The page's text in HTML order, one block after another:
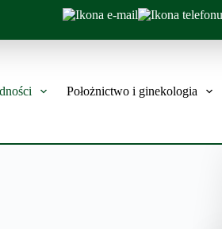
Położnictwo i ginekologia